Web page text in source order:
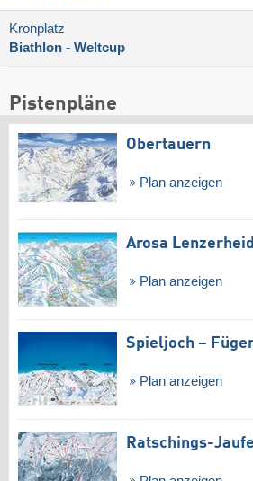
Kronplatz
Biathlon - Weltcup
Pistenpläne
Obertauern
Plan anzeigen
Arosa
Plan anzeigen
Spieljoch –
Plan anzeigen
Ratschings-